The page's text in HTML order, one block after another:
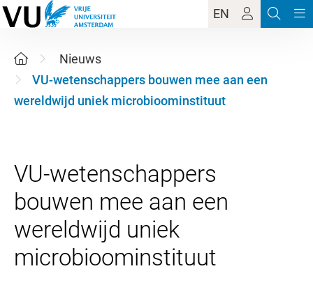
EN
Nieuws
VU-wetenschappers bouwen mee aan een
wereldwijd uniek microbioominstituut
VU-wetenschappers
bouwen mee aan een
wereldwijd uniek